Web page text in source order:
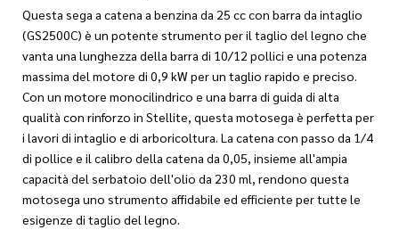
Questa sega a catena a benzina da 25 cc con barra da intaglio
(GS2500C) è un potente strumento per il taglio del legno che
vanta una lunghezza della barra di 10/12 pollici e una potenza
massima del motore di 0,9 kW per un taglio rapido e preciso.
Con un motore monocilindrico e una barra di guida di alta
qualità con rinforzo in Stellite, questa motosega è perfetta per
i lavori di intaglio e di arboricoltura. La catena con passo da 1/4
di pollice e il calibro della catena da 0,05, insieme all'ampia
capacità del serbatoio dell'olio da 230 ml, rendono questa
motosega uno strumento affidabile ed efficiente per tutte le
esigenze di taglio del legno.